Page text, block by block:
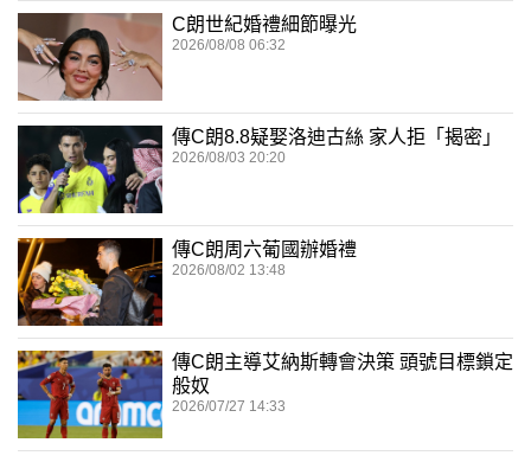
C朗世紀婚禮細節曝光
2026/08/08 06:32
傳C朗8.8疑娶洛迪古絲 家人拒「揭密」
2026/08/03 20:20
傳C朗周六葡國辦婚禮
2026/08/02 13:48
傳C朗主導艾納斯轉會決策 頭號目標鎖定
般奴
2026/07/27 14:33